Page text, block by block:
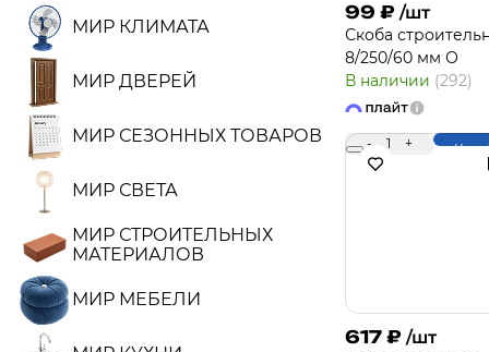
МИР КЛИМАТА
МИР ДВЕРЕЙ
МИР СЕЗОННЫХ ТОВАРОВ
МИР СВЕТА
МИР СТРОИТЕЛЬНЫХ
МАТЕРИАЛОВ
МИР МЕБЕЛИ
99 ₽ /шт
Скоба
8/250/60 мм О
В наличии (292)
- 1 +
617 ₽ /шт